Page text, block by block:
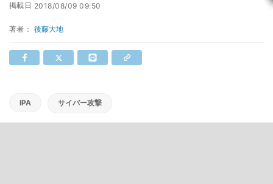
掲載日 2018/08/09 09:50
著者： 後藤大地
IPA サイバー攻撃